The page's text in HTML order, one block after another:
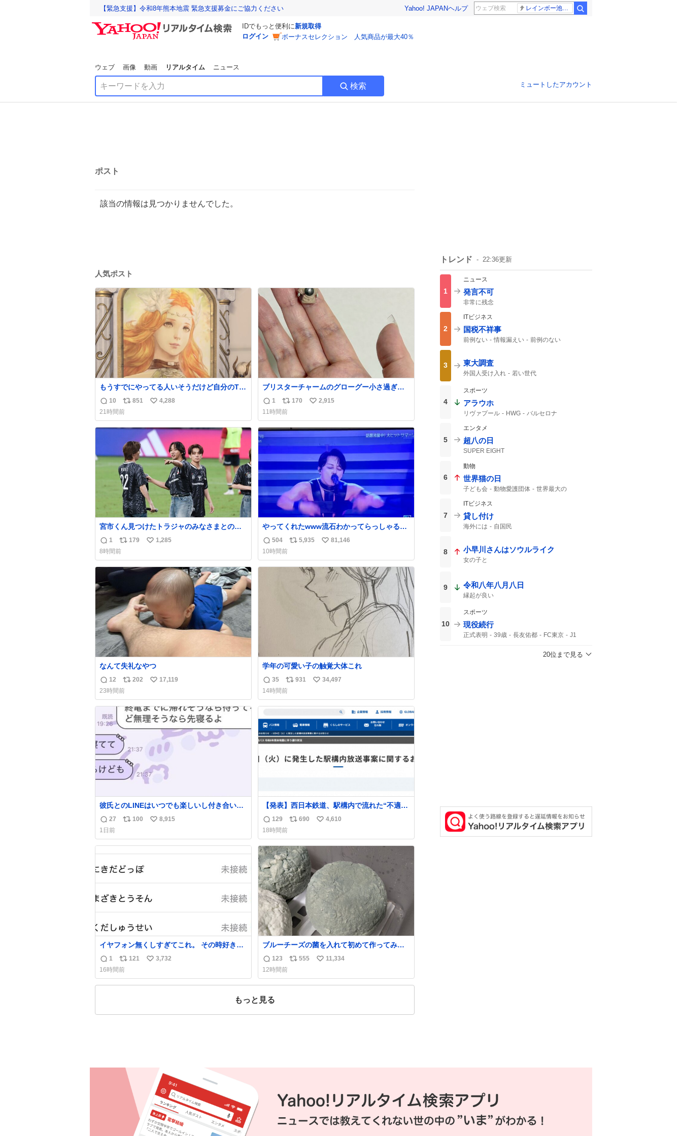
【緊急支援】令和8年熊本地震 緊急支援募金にご協力ください Yahoo! JAPANヘルプ レインボー池田 佐藤佳奈アナ
IDでもっと便利に新規取得
ログイン
ボーナスセレクション 人気商品が最大40％
ウェブ 画像 動画 リアルタイム ニュース
検索 ミュートしたアカウント
ポスト
該当の情報は見つかりませんでした。
人気ポスト
もうすでにやってる人いそうだけど自分のTL
で見かけてない
返
信
数
10
リ
ポ
ス
数
851
い
ね
数
4,288
21時間前
ブリスターチャームのグローグー小さ過ぎて
今コレ
返
信
数
1
リ
ポ
ス
ト
数
170
い
ね
数
2,915
11時間前
宮市くん見つけたトラジャのみなさまとのや
りとりが微笑ましかった…マリノス至上主義
なのでこれ見てて一気に好感度が爆上がりま
した…🥹
返
信
数
1
リ
ポ
ス
179
い
ね
数
1,285
8時間前
やってくれたwww流石わかってらっしゃる🤣
🤣🤣 #Mステ #西川貴教
返
信
数
504
リ
ス
5,935
い
ね
数
81,146
10時間前
なんて失礼なやつ
返
信
数
12
リ
ポ
ス
ト
数
202
い
ね
数
17,119
23時間前
学年の可愛い子の触覚大体これ
返
信
数
35
リ
ポ
ス
数
931
い
ね
34,497
14時間前
彼氏とのLINEはいつでも楽しいし付き合いた
ての頃の嬉しかったLINEは無限にあるけど(同
棲前は1日で各50通くらい送りあってたし)最
近嬉しかったのはこれ
返
信
数
27
リ
ス
数
100
い
ね
8,915
1日前
【発表】西日本鉄道、駅構内で流れた“不適切
音声”に声明「被害届も検討」
news.livedoor.com/article/detail… 4日に西
鉄福岡（天神）駅および薬院駅で発生した駅
構内放送事案について声明を公表した。「第
三者によって駅構内放送設備に外部から不正
に音声が流された可能性も含めて確認を実
施」と説明した。
返
信
数
129
リ
ス
ト
数
690
い
ね
数
4,610
18時間前
イヤフォン無くしすぎてこれ。 その時好きだ
った男のセコムの名前にしてる
返
信
数
1
リ
ポ
ス
121
い
ね
3,732
16時間前
ブルーチーズの菌を入れて初めて作ってみた
チーズなんだけど 本能でちょっとヤバいと思
っちゃう見た目だな
返
信
数
123
リ
ス
555
い
ね
11,334
12時間前
もっと見る
トレンド 22:36更新
1
ニュース
発言不可
非常に残念
2
ITビジネス
国税不祥事
前例ない 情報漏えい 前例のない
3 東大調査
外国人受け入れ 若い世代
4
スポーツ
アラウホ
リヴァプール HWG
バルセロナ
バルサ
5
エンタメ
超八の日
SUPER EIGHT
6
動物
世界猫の日
子ども会 動物愛護団体
世界最大の
7
ITビジネス
貸し付け
海外には 自国民
8 小早川さんはソウルライク
女の子と
9 令和八年八月八日
縁起が良い
10
スポーツ
現役続行
正式表明 39歳 長友佑都 FC東京 J1
20位まで見る